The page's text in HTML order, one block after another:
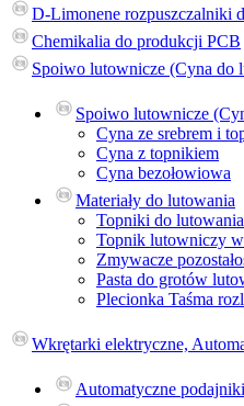
D-Limonene rozpuszczalniki
Chemikalia do produkcji PCB
Spoiwo lutownicze (Cyna do
Spoiwo lutownicze
Cyna ze srebrem i
Cyna z topnikiem
Cyna bezołowiowa
Materiały do lutowania
Topniki do lutowania
Topnik lutowniczy
Zmywacze
Pasta do grotów
Plecionka Taśma
Wkrętarki elektryczne,
Automatyczne